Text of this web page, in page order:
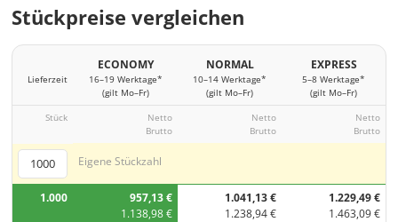
Stückpreise vergleichen
Lieferzeit
ECONOMY
16–19 Werktage*
(gilt Mo–Fr)
NORMAL
10–14 Werktage*
(gilt Mo–Fr)
EXPRESS
5–8 Werktage*
(gilt Mo–Fr)
Stück
Netto
Brutto
Netto
Brutto
Netto
Brutto
Eigene Stückzahl
1.000
957,13 €
1.138,98 €
1.041,13 €
1.238,94 €
1.229,49 €
1.463,09 €